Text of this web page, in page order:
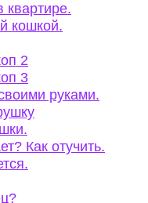
кошкой.
2
3
руками.
Как отучить.